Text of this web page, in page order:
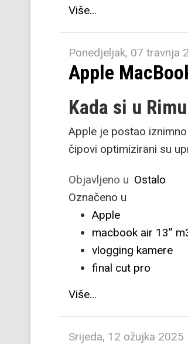
Više...
Ponedjeljak, 07 travnja
Apple
Kada si u
Apple je postao
čipovi optimizirani su
Objavljeno u Ostalo
Označeno u
Apple
macbook air 13”
vlogging kamere
final cut pro
Više...
Srijeda, 12 ožujka 2025